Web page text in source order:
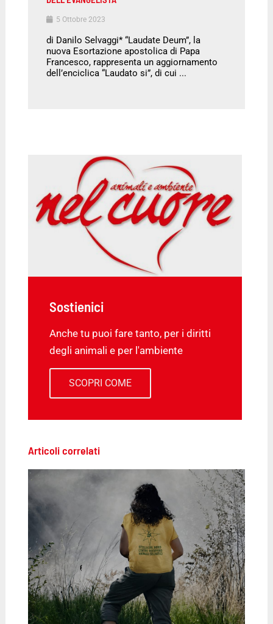
5 Ottobre 2023
di Danilo Selvaggi* “Laudate Deum”, la
nuova Esortazione apostolica di Papa
Francesco, rappresenta un aggiornamento
dell’enciclica “Laudato si”, di cui ...
Sostienici
Anche tu puoi fare tanto, per i diritti
degli animali e per l'ambiente
SCOPRI COME
Articoli correlati